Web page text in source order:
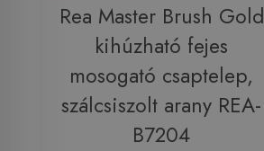
Rea Master Brush Gold
kihúzható fejes
mosogató csaptelep,
szálcsiszolt arany REA-
B7204